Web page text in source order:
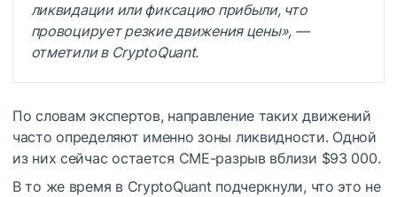
ликвидации или фиксацию прибыли, что
провоцирует резкие движения цены», —
отметили в CryptoQuant.
По словам экспертов, направление таких движений
часто определяют именно зоны ликвидности. Одной
из них сейчас остается CME-разрыв вблизи $93 000.
В то же время в CryptoQuant подчеркнули, что это не